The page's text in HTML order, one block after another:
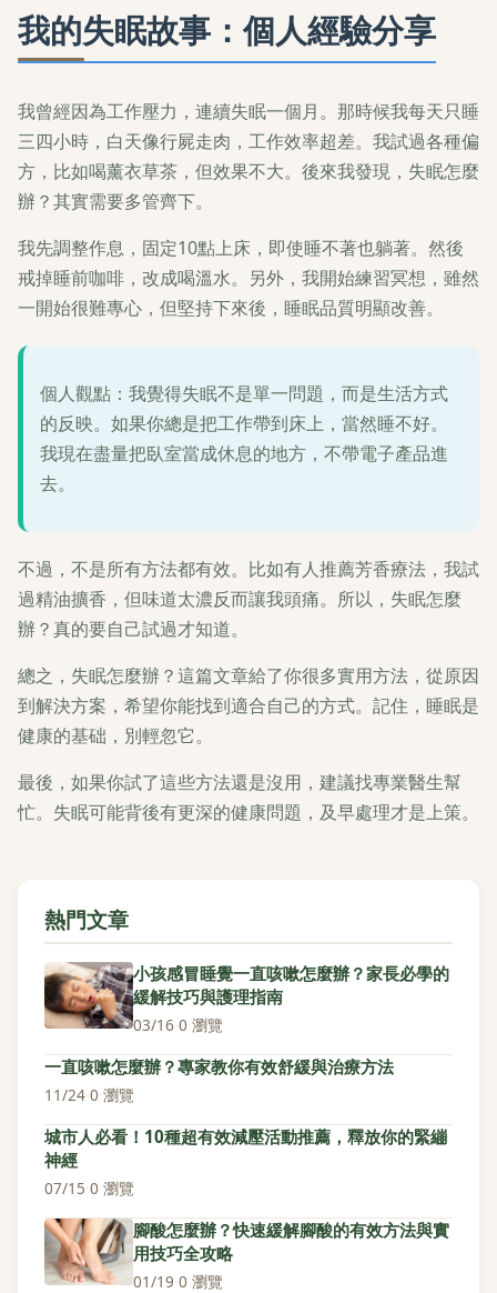
我的失眠故事：個人經驗分享
我曾經因為工作壓力，連續失眠一個月。那時候我每天只睡
三四小時，白天像行屍走肉，工作效率超差。我試過各種偏
方，比如喝薰衣草茶，但效果不大。後來我發現，失眠怎麼
辦？其實需要多管齊下。
我先調整作息，固定10點上床，即使睡不著也躺著。然後
戒掉睡前咖啡，改成喝溫水。另外，我開始練習冥想，雖然
一開始很難專心，但堅持下來後，睡眠品質明顯改善。
個人觀點：我覺得失眠不是單一問題，而是生活方式
的反映。如果你總是把工作帶到床上，當然睡不好。
我現在盡量把臥室當成休息的地方，不帶電子產品進
去。
不過，不是所有方法都有效。比如有人推薦芳香療法，我試
過精油擴香，但味道太濃反而讓我頭痛。所以，失眠怎麼
辦？真的要自己試過才知道。
總之，失眠怎麼辦？這篇文章給了你很多實用方法，從原因
到解決方案，希望你能找到適合自己的方式。記住，睡眠是
健康的基础，別輕忽它。
最後，如果你試了這些方法還是沒用，建議找專業醫生幫
忙。失眠可能背後有更深的健康問題，及早處理才是上策。
熱門文章
小孩感冒睡覺一直咳嗽怎麼辦？家長必學的
緩解技巧與護理指南
03/16·0 瀏覽
一直咳嗽怎麼辦？專家教你有效舒緩與治療方法
11/24·0 瀏覽
城市人必看！10種超有效減壓活動推薦，釋放你的緊繃
神經
07/15·0 瀏覽
腳酸怎麼辦？快速緩解腳酸的有效方法與實
用技巧全攻略
01/19·0 瀏覽